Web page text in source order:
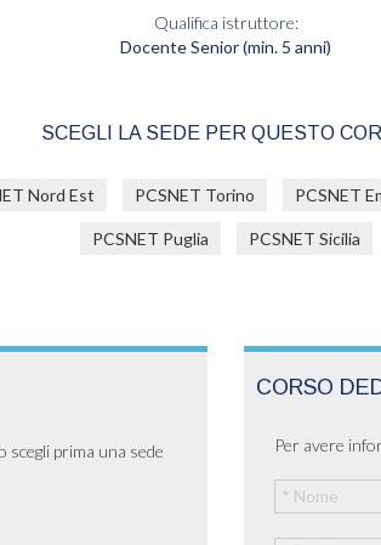
Qualifica istruttore:
Docente Senior (min. 5 anni)
SCEGLI LA SEDE PER QUESTO
Nord Est PCSNET Torino PCSNET
PCSNET Puglia PCSNET Sicilia
scegli prima una sede
CORSO
Per avere